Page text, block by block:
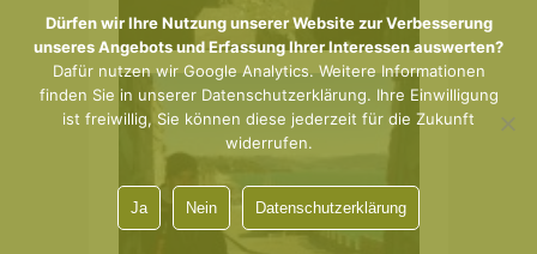
Dürfen wir Ihre Nutzung unserer Website zur Verbesserung
unseres Angebots und Erfassung Ihrer Interessen auswerten?
Dafür nutzen wir Google Analytics. Weitere Informationen
finden Sie in unserer Datenschutzerklärung. Ihre Einwilligung
ist freiwillig, Sie können diese jederzeit für die Zukunft
widerrufen.
Ja Nein Datenschutzerklärung